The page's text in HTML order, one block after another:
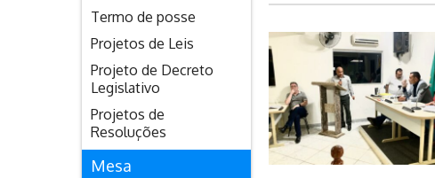
Termo de posse
Projetos de Leis
Projeto de Decreto
Legislativo
Projetos de
Resoluções
Mesa